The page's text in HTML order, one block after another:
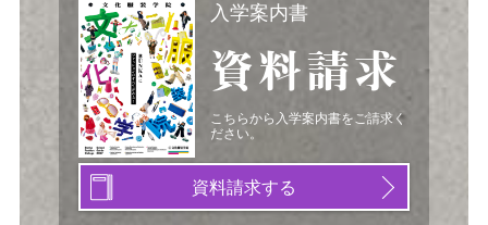
入学案内書
資料請求
こちらから入学案内書をご請求く
ださい。
資料請求する